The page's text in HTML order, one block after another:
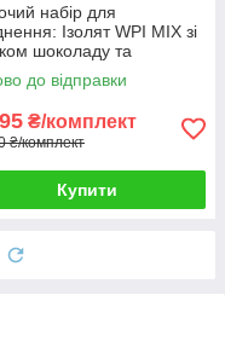
набір для
Ізолят WPI MIX зі
шоколаду та
Shape Rush
Nutrition
до відправки
₴/комплект
₴/комплект
Купити